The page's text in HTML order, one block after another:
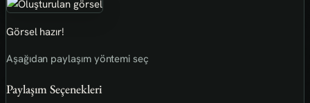
Görsel hazır!
Aşağıdan paylaşım yöntemi seç
Paylaşım Seçenekleri